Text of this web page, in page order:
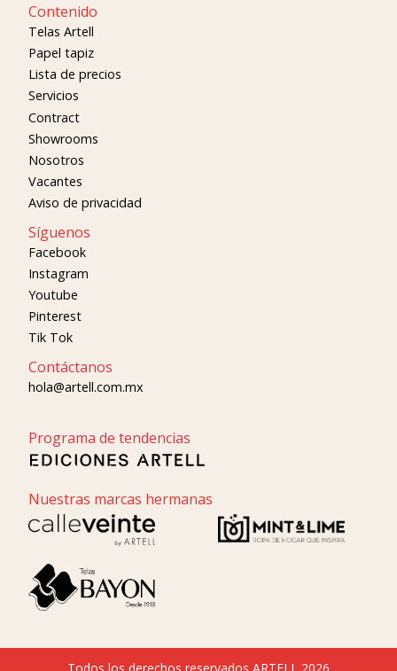
Contenido
Telas Artell
Papel tapiz
Lista de precios
Servicios
Contract
Showrooms
Nosotros
Vacantes
Aviso de privacidad
Síguenos
Facebook
Instagram
Youtube
Pinterest
Tik Tok
Contáctanos
hola@artell.com.mx
Programa de tendencias
Nuestras marcas hermanas
Todos los derechos reservados ARTELL 2026